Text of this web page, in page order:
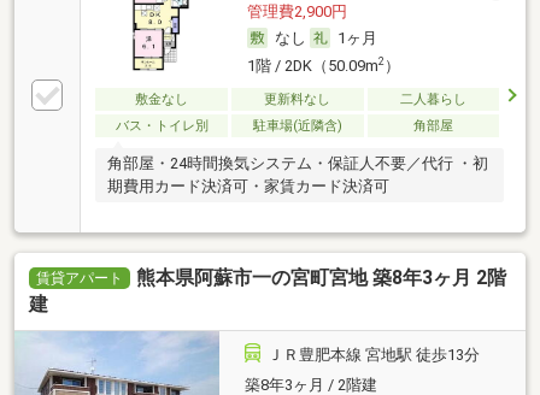
管理費2,900円
なし
1ヶ月
1階 / 2DK（50.09m2）
敷金なし 更新料なし
二人暮らし
バス・トイレ別
駐車場(近隣含) 角部屋
角部屋・24時間換気システム・保証人不要／代行 ・初
期費用カード決済可・家賃カード決済可
賃貸アパート
熊本県阿蘇市一の宮町宮地 築8年3ヶ月 2階
建
ＪＲ豊肥本線 宮地駅 徒歩13分
築8年3ヶ月 / 2階建